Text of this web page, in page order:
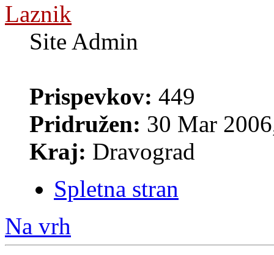
Laznik
Site Admin
Prispevkov: 449
Pridružen: 30 Mar
Kraj: Dravograd
Spletna stran
Na vrh